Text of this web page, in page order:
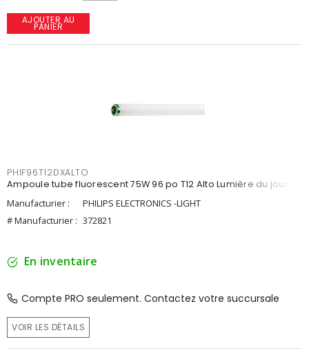
AJOUTER AU
PANIER
PHIF96T12DXALTO
Ampoule tube fluorescent 75W 96 po T12 Alto Lumière du jour
Manufacturier :
PHILIPS ELECTRONICS -LIGHT
# Manufacturier : 372821
En inventaire
Compte PRO seulement. Contactez votre succursale
VOIR LES DÉTAILS